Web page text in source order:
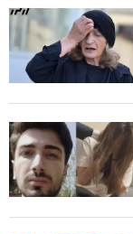
ქართლში
გორი, ცხინვალი):
ქარის
ჰაერის
დაფიქსირდება.
კახეთში
ლაგოდეხი,
ზოგან ხანმოკლე
გაძლიერებით.